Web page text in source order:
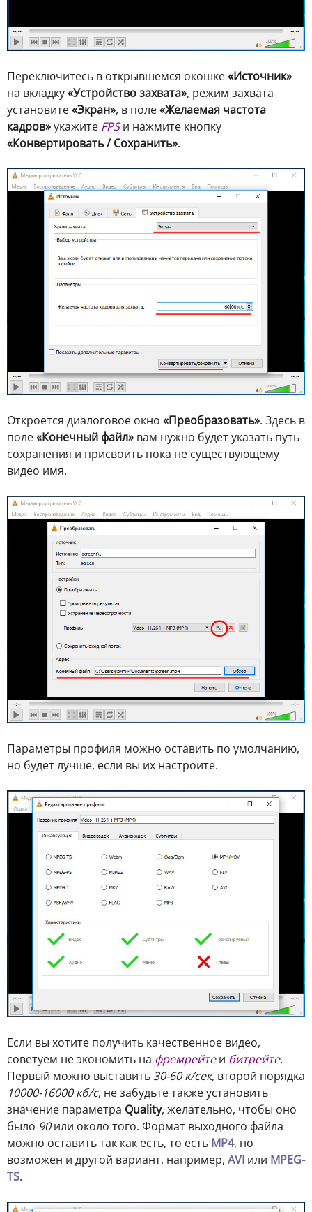
Переключитесь в открывшемся окошке«Источник»
на вкладку«Устройство захвата», режим захвата
установите«Экран», в поле«Желаемая частота
кадров»укажите FPSи нажмите кнопку
«Конвертировать / Сохранить».
Откроется диалоговое окно «Преобразовать». Здесь в
поле«Конечный файл» вам нужно будет указать путь
сохранения и присвоить пока не существующему
видео имя.
Параметры профиля можно оставить по умолчанию,
но будет лучше, если вы их настроите.
Если вы хотите получить качественное видео,
советуем не экономить на фремрейтеи битрейте.
Первый можно выставить 30-60 к/сек, второй порядка
10000-16000 кб/с, не забудьте также установить
значение параметра Quality, желательно, чтобы оно
было 90или около того. Формат выходного файла
можно оставить так как есть, то есть MP4, но
возможен и другой вариант, например, AVI или MPEG-
TS.